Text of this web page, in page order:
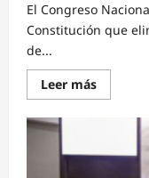
El Congreso
Constitución que
de...
Leer másRead
more
Reforma